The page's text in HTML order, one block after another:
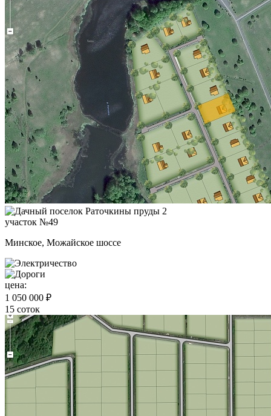
участок №49
Минское, Можайское шоссе
цена:
1 050 000 ₽
15 соток